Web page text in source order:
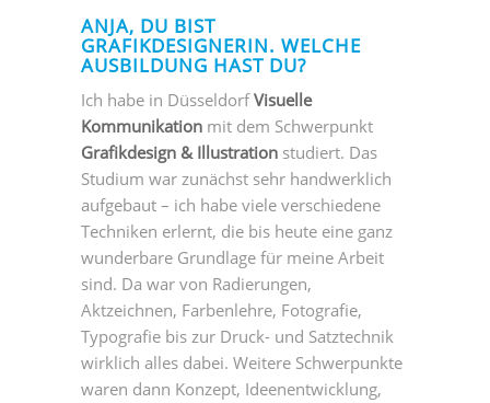
ANJA, DU BIST
GRAFIKDESIGNERIN. WELCHE
AUSBILDUNG HAST DU?
Ich habe in DüsseldorfVisuelle
Kommunikationmit dem Schwerpunkt
Grafikdesign & Illustrationstudiert. Das
Studium war zunächst sehr handwerklich
aufgebaut – ich habe viele verschiedene
Techniken erlernt, die bis heute eine ganz
wunderbare Grundlage für meine Arbeit
sind. Da war von Radierungen,
Aktzeichnen, Farbenlehre, Fotografie,
Typografie bis zur Druck- und Satztechnik
wirklich alles dabei. Weitere Schwerpunkte
waren dann Konzept, Ideenentwicklung,